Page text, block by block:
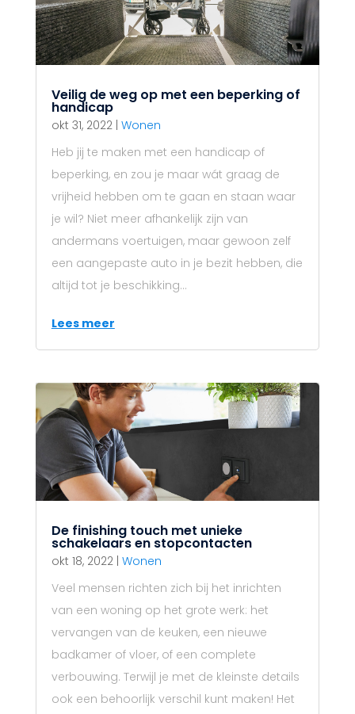
Veilig de weg op met een beperking of
handicap
okt 31, 2022| Wonen
Heb jij te maken met een handicap of
beperking, en zou je maar wát graag de
vrijheid hebben om te gaan en staan waar
je wil? Niet meer afhankelijk zijn van
andermans voertuigen, maar gewoon zelf
een aangepaste auto in je bezit hebben, die
altijd tot je beschikking...
Lees meer
De finishing touch met unieke
schakelaars en stopcontacten
okt 18, 2022| Wonen
Veel mensen richten zich bij het inrichten
van een woning op het grote werk: het
vervangen van de keuken, een nieuwe
badkamer of vloer, of een complete
verbouwing. Terwijl je met de kleinste details
ook een behoorlijk verschil kunt maken! Het